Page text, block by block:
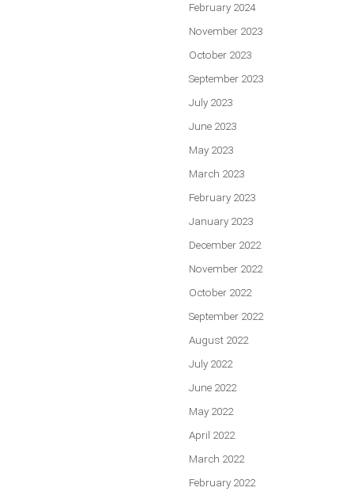
February 2024
November 2023
October 2023
September 2023
July 2023
June 2023
May 2023
March 2023
February 2023
January 2023
December 2022
November 2022
October 2022
September 2022
August 2022
July 2022
June 2022
May 2022
April 2022
March 2022
February 2022